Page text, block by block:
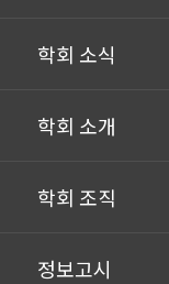
학회 소식
학회 소개
학회 조직
정보고시